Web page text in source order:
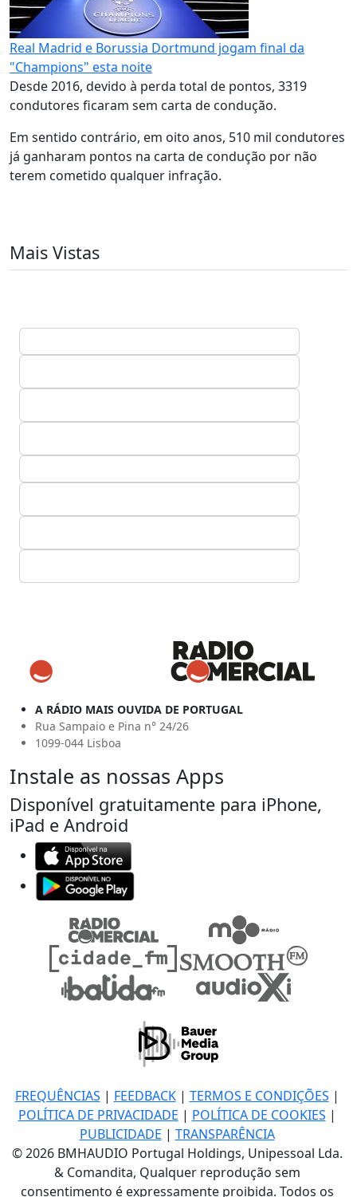
Real Madrid e Borussia Dortmund jogam final da
"Champions" esta noite
Desde 2016, devido à perda total de pontos, 3319
condutores ficaram sem carta de condução.
Em sentido contrário, em oito anos, 510 mil condutores
já ganharam pontos na carta de condução por não
terem cometido qualquer infração.
Mais Vistas
A RÁDIO MAIS OUVIDA DE PORTUGAL
Rua Sampaio e Pina n° 24/26
1099-044 Lisboa
Instale as nossas Apps
Disponível gratuitamente para iPhone,
iPad e Android
FREQUÊNCIAS | FEEDBACK| TERMOS E CONDIÇÕES |
POLÍTICA DE PRIVACIDADE | POLÍTICA DE COOKIES |
PUBLICIDADE | TRANSPARÊNCIA
© 2026 BMHAUDIO Portugal Holdings, Unipessoal Lda.
& Comandita, Qualquer reprodução sem
consentimento é expressamente proibida. Todos os